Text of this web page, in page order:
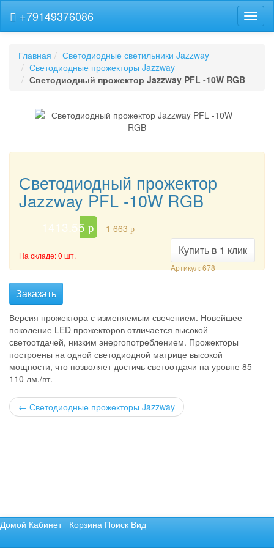
+79149376086
Главная
Светодиодные светильники Jazzway
Светодиодные прожекторы Jazzway
Светодиодный прожектор Jazzway PFL -10W RGB
Светодиодный прожектор
Jazzway PFL -10W RGB
1413.55 p 1 663 p
Купить в 1 клик
Артикул: 678
На складе: 0 шт.
Заказать
Версия прожектора с изменяемым свечением. Новейшее
поколение LED прожекторов отличается высокой
светоотдачей, низким энергопотреблением. Прожекторы
построены на одной светодиодной матрице высокой
мощности, что позволяет достичь светоотдачи на уровне 85-
110 лм./вт.
← Светодиодные прожекторы Jazzway
Домой Кабинет Корзина Поиск Вид